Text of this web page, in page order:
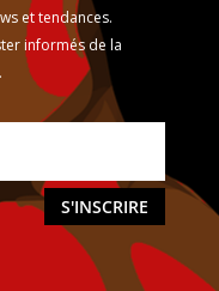
et tendances.
informés de la
S'INSCRIRE